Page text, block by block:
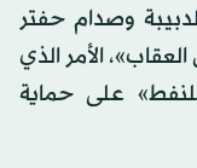
وصدام حفتر
الأمر الذي
على حماية